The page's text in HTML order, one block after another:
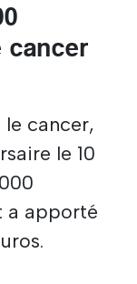
cancer,
le 10
a apporté